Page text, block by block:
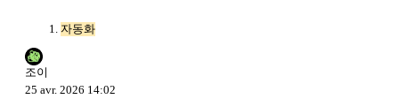
자동화
조이
25 avr. 2026 14:02